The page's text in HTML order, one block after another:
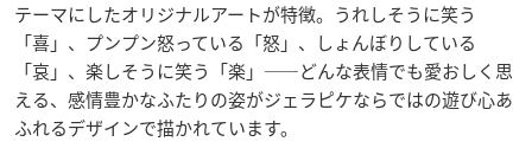
テーマにしたオリジナルアートが特徴。うれしそうに笑う
「喜」、プンプン怒っている「怒」、しょんぼりしている
「哀」、楽しそうに笑う「楽」——どんな表情でも愛おしく思
える、感情豊かなふたりの姿がジェラピケならではの遊び心あ
ふれるデザインで描かれています。